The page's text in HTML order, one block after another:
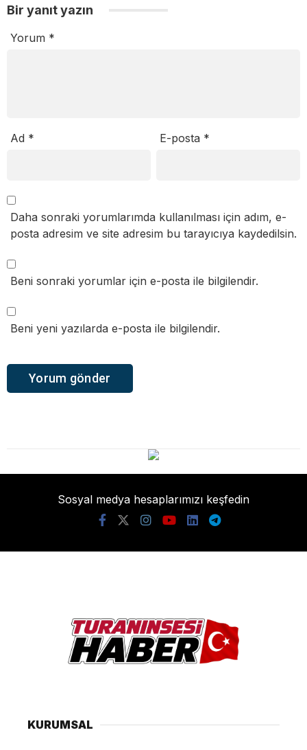
Bir yanıt yazın
Yorum *
Ad * E-posta *
Daha sonraki yorumlarımda kullanılması için adım, e-
posta adresim ve site adresim bu tarayıcıya kaydedilsin.
Beni sonraki yorumlar için e-posta ile bilgilendir.
Beni yeni yazılarda e-posta ile bilgilendir.
Sosyal medya hesaplarımızı keşfedin
KURUMSAL